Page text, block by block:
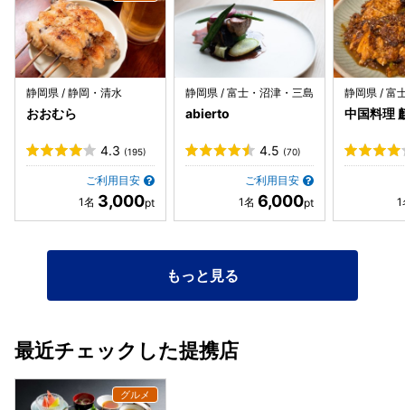
物とほとんど変わらずに、握り寿司も美味しかったですね
～!! また機会を作って、八葉さんに行かせて頂きます。 コス
パ良い鰻が食べれると思いますよ～。
静岡県 / 静岡・清水
おおむら
4.3 (195)
ご利用目安
3,000
静岡県 / 富士・沼津・三島
abierto
4.5 (70)
ご利用目安
6,000
静岡県 / 富
中国料理
もっと見る
最近チェックした提携店